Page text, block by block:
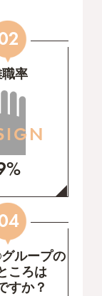
率
ループの
ころは
すか？